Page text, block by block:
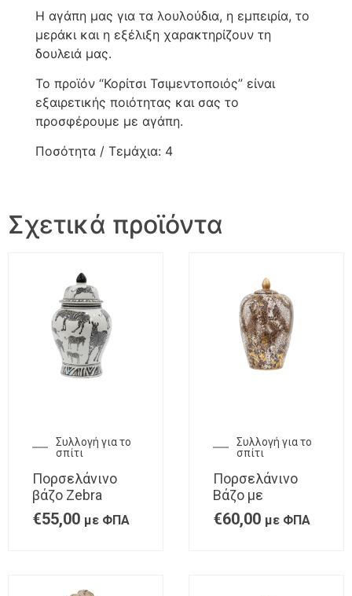
Η αγάπη μας για τα λουλούδια, η εμπειρία, το
μεράκι και η εξέλιξη χαρακτηρίζουν τη
δουλειά μας.
Το προϊόν “Κορίτσι Τσιμεντοποιός” είναι
εξαιρετικής ποιότητας και σας το
προσφέρουμε με αγάπη.
Ποσότητα / Τεμάχια: 4
Σχετικά προϊόντα
Συλλογή για το
σπίτι
Πορσελάνινο
βάζο Zebra
€55,00 με ΦΠΑ
Συλλογή για το
σπίτι
Πορσελάνινο
Βάζο με
€60,00 με ΦΠΑ